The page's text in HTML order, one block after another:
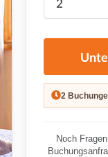
2
Noch